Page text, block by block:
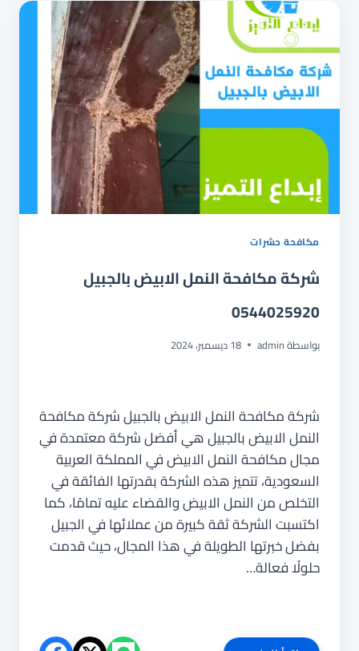
و
ابادة
الصراصير
بالجبيل
مكافحة حشرات
شركة مكافحة النمل الابيض بالجبيل
0544025920
بواسطةadmin 18 ديسمبر، 2024
شركة مكافحة النمل الابيض بالجبيل شركة مكافحة
النمل الابيض بالجبيل هي أفضل شركة معتمدة في
مجال مكافحة النمل الابيض في المملكة العربية
السعودية، تتميز هذه الشركة بقدرتها الفائقة في
التخلص من النمل الابيض والقضاء عليه تمامًا، كما
اكتسبت الشركة ثقة كبيرة من عملائها في الجبيل
بفضل خبرتها الطويلة في هذا المجال، حيث قدمت
حلولًا فعالة…